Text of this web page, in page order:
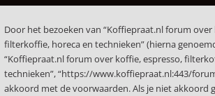
Door het bezoeken van “Koffiepraat.nl forum over
filterkoffie, horeca en technieken” (hierna genoemd
“Koffiepraat.nl forum over koffie, espresso,
technieken”, “https://www.koffiepraat.nl:443/
akkoord met de voorwaarden. Als je niet akkoord